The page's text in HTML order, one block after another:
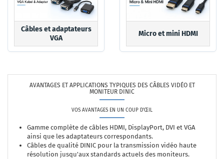
Câbles et adaptateurs
VGA
Micro et mini HDMI
AVANTAGES ET APPLICATIONS TYPIQUES DES CÂBLES VIDÉO ET
MONITEUR DINIC
VOS AVANTAGES EN UN COUP D'ŒIL
Gamme complète de câbles HDMI, DisplayPort, DVI et VGA
ainsi que les adaptateurs correspondants.
Câbles de qualité DINIC pour la transmission vidéo haute
résolution jusqu'aux standards actuels des moniteurs.